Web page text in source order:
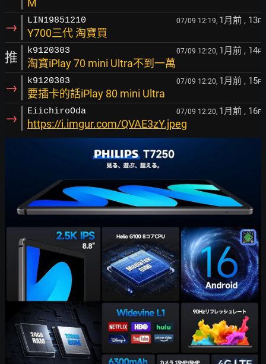
M
→ LIN19851210 07/09 12:19, 1月前 , 13F
Y700三代 淘寶買
推 k9120303 07/09 12:20, 1月前 , 14F
淘寶iPlay 70 mini Ultra不到一萬
→ k9120303 07/09 12:20, 1月前 , 15F
要插卡的話iPlay 80 mini Ultra
→ EiichiroOda 07/09 12:20, 1月前 , 16F
https://i.imgur.com/QVAE3zY.jpeg